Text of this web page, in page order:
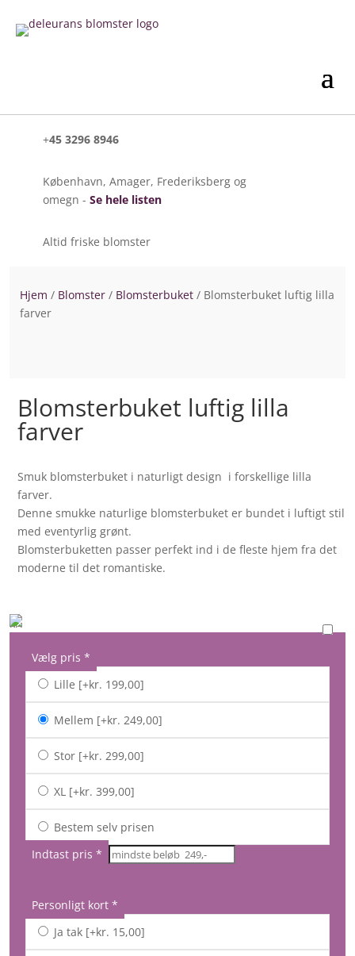
+45 3296 8946
København, Amager, Frederiksberg og
omegn - Se hele listen
Altid friske blomster
Hjem / Blomster / Blomsterbuket / Blomsterbuket luftig lilla
farver
Blomsterbuket luftig lilla
farver
Smuk blomsterbuket i naturligt design i forskellige lilla
farver.
Denne smukke naturlige blomsterbuket er bundet i luftigt stil
med eventyrlig grønt.
Blomsterbuketten passer perfekt ind i de fleste hjem fra det
moderne til det romantiske.
kr.
Vælg pris *
Lille [+kr. 199,00]
Mellem [+kr. 249,00]
Stor [+kr. 299,00]
XL [+kr. 399,00]
Bestem selv prisen
Indtast pris *
Personligt kort *
Ja tak [+kr. 15,00]